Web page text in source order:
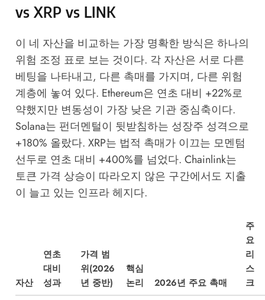
vs XRP vs LINK
이 네 자산을 비교하는 가장 명확한 방식은 하나의
위험 조정 표로 보는 것이다. 각 자산은 서로 다른
베팅을 나타내고, 다른 촉매를 가지며, 다른 위험
계층에 놓여 있다. Ethereum은 연초 대비 +22%로
약했지만 변동성이 가장 낮은 기관 중심축이다.
Solana는 펀더멘털이 뒷받침하는 성장주 성격으로
+180% 올랐다. XRP는 법적 촉매가 이끄는 모멘텀
선두로 연초 대비 +400%를 넘었다. Chainlink는
토큰 가격 상승이 따라오지 않은 구간에서도 지출
이 늘고 있는 인프라 헤지다.
자산
연초
대비
성과
가격 범
위(2026
년 중반)
핵심
논리
2026년 주요 촉매
주
요
리
스
크